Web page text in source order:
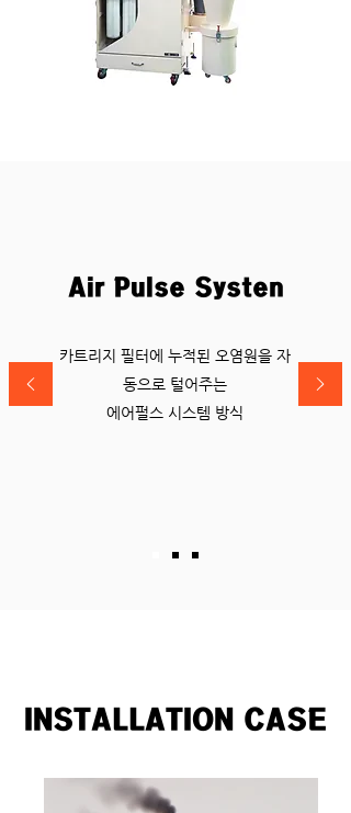
Air Pulse Systen
카트리지 필터에 누적된 오염원을 자
동으로 털어주는
​에어펄스 시스템 방식
INSTALLATION CASE